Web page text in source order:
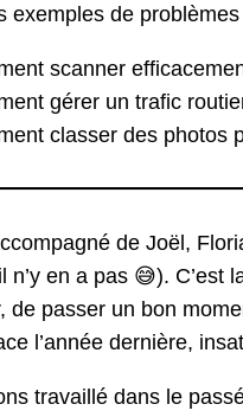
exemples de problèmes
scanner
gérer un trafic
classer des photos
de Joël,
n’y en a pas 😅). C’est
de passer un bon
l’année dernière,
travaillé dans le